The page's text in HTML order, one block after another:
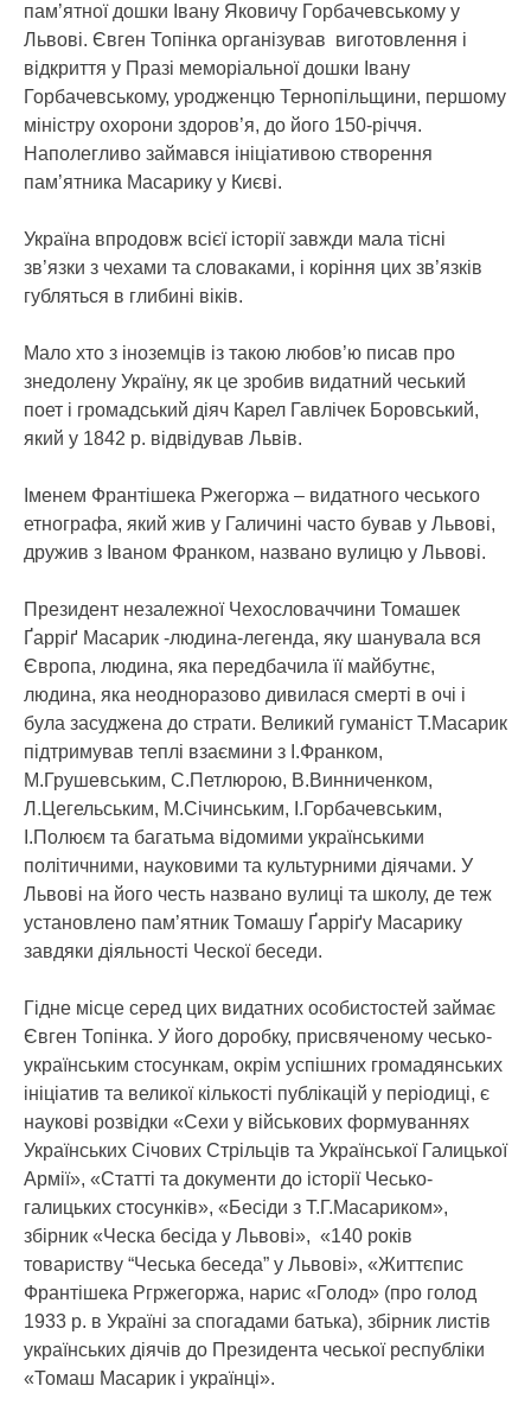
пам’ятної дошки Івану Яковичу Горбачевському у
Львові. Євген Топінка організував виготовлення і
відкриття у Празі меморіальної дошки Івану
Горбачевському, уродженцю Тернопільщини, першому
міністру охорони здоров’я, до його 150-річчя.
Наполегливо займався ініціативою створення
пам’ятника Масарику у Києві.
Україна впродовж всієї історії завжди мала тісні
зв’язки з чехами та словаками, і коріння цих зв’язків
губляться в глибині віків.
Мало хто з іноземців із такою любов’ю писав про
знедолену Україну, як це зробив видатний чеський
поет і громадський діяч Карел Гавлічек Боровський,
який у 1842 р. відвідував Львів.
Іменем Франтішека Ржегоржа – видатного чеського
етнографа, який жив у Галичині часто бував у Львові,
дружив з Іваном Франком, названо вулицю у Львові.
Президент незалежної Чехословаччини Томашек
Ґарріґ Масарик -людина-легенда, яку шанувала вся
Європа, людина, яка передбачила її майбутнє,
людина, яка неодноразово дивилася смерті в очі і
була засуджена до страти. Великий гуманіст Т.Масарик
підтримував теплі взаємини з І.Франком,
М.Грушевським, С.Петлюрою, В.Винниченком,
Л.Цегельським, М.Січинським, І.Горбачевським,
І.Полюєм та багатьма відомими українськими
політичними, науковими та культурними діячами. У
Львові на його честь названо вулиці та школу, де теж
установлено пам’ятник Томашу Ґарріґу Масарику
завдяки діяльності Ческої беседи.
Гідне місце серед цих видатних особистостей займає
Євген Топінка. У його доробку, присвяченому чесько-
українським стосункам, окрім успішних громадянських
ініціатив та великої кількості публікацій у періодиці, є
наукові розвідки «Сехи у військових формуваннях
Українських Січових Стрільців та Української Галицької
Армії», «Статті та документи до історії Чесько-
галицьких стосунків», «Бесіди з Т.Г.Масариком»,
збірник «Ческа бесіда у Львові», «140 років
товариству “Чеська беседа” у Львові», «Життєпис
Франтішека Ргржегоржа, нарис «Голод» (про голод
1933 р. в Україні за спогадами батька), збірник листів
українських діячів до Президента чеської республіки
«Томаш Масарик і українці».